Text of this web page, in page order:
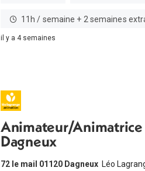
11h / semaine + 2 semaines
il y a 4 semaines
Animateur/
Dagneux
72 le mail 01120 Dagneux Léo